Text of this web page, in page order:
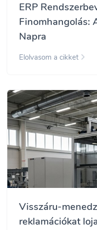
ERP
Finomhangolás:
Napra
Elolvasom a cikket
Visszáru-
reklamációkat